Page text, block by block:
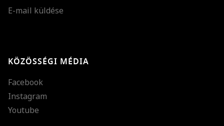
E-mail küldése
KÖZÖSSÉGI MÉDIA
Facebook
Instagram
Youtube